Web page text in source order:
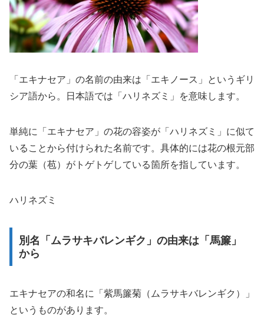
「エキナセア」の名前の由来は「エキノース」というギリ
シア語から。日本語では「ハリネズミ」を意味します。
単純に「エキナセア」の花の容姿が「ハリネズミ」に似て
いることから付けられた名前です。具体的には花の根元部
分の葉（苞）がトゲトゲしている箇所を指しています。
ハリネズミ
別名「ムラサキバレンギク」の由来は「馬簾」
から
エキナセアの和名に「紫馬簾菊（ムラサキバレンギク）」
というものがあります。